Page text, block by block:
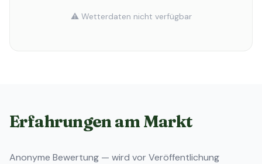
⚠️ Wetterdaten nicht verfügbar
Erfahrungen am Markt
Anonyme Bewertung — wird vor Veröffentlichung